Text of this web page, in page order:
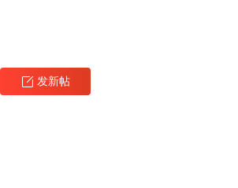
发新帖